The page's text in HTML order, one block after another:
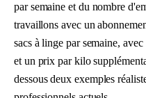
par semaine et du nombre
travaillons avec un
sacs à linge par semaine,
et un prix par kilo
dessous deux exemples